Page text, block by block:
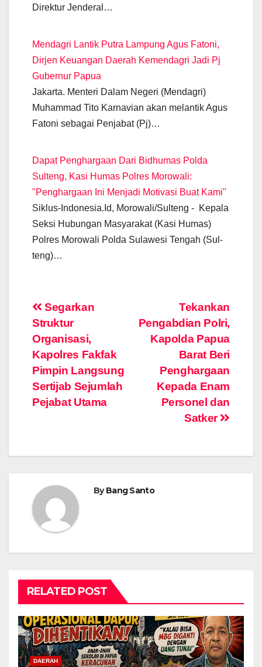
Direktur Jenderal…
Mendagri Lantik Putra Lampung Agus Fatoni,
Dirjen Keuangan Daerah Kemendagri Jadi Pj
Gubernur Papua
Jakarta. Menteri Dalam Negeri (Mendagri)
Muhammad Tito Karnavian akan melantik Agus
Fatoni sebagai Penjabat (Pj)…
Dapat Penghargaan Dari Bidhumas Polda
Sulteng, Kasi Humas Polres Morowali:
"Penghargaan Ini Menjadi Motivasi Buat Kami"
Siklus-Indonesia.Id, Morowali/Sulteng - Kepala
Seksi Hubungan Masyarakat (Kasi Humas)
Polres Morowali Polda Sulawesi Tengah (Sul-
teng)…
Post
navigation
Tekankan
Pengabdian Polri,
Kapolda Papua
Barat Beri
Penghargaan
Kepada Enam
Personel dan
Satker
Segarkan
Struktur
Organisasi,
Kapolres Fakfak
Pimpin Langsung
Sertijab Sejumlah
Pejabat Utama
ByBang Santo
RELATED POST
DAERAH